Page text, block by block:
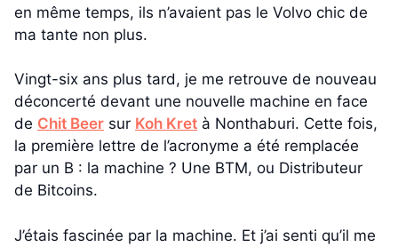
en même temps, ils n’avaient pas le Volvo chic de
ma tante non plus.
Vingt-six ans plus tard, je me retrouve de nouveau
déconcerté devant une nouvelle machine en face
de Chit Beer sur Koh Kret à Nonthaburi. Cette fois,
la première lettre de l’acronyme a été remplacée
par un B : la machine ? Une BTM, ou Distributeur
de Bitcoins.
J’étais fascinée par la machine. Et j’ai senti qu’il me